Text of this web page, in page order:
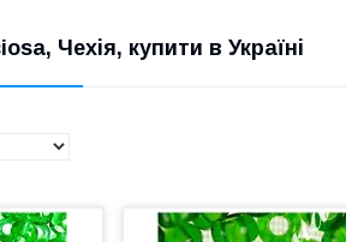
Чехія, купити в Україні